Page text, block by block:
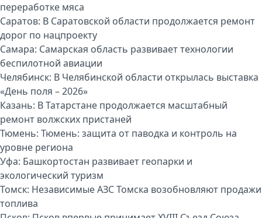
переработке мяса
Саратов: В Саратовской области продолжается ремонт
дорог по нацпроекту
Самара: Самарская область развивает технологии
беспилотной авиации
Челябинск: В Челябинской области открылась выставка
«День поля – 2026»
Казань: В Татарстане продолжается масштабный
ремонт волжских пристаней
Тюмень: Тюмень: защита от паводка и контроль на
уровне региона
Уфа: Башкортостан развивает геопарки и
экологический туризм
Томск: Независимые АЗС Томска возобновляют продажи
топлива